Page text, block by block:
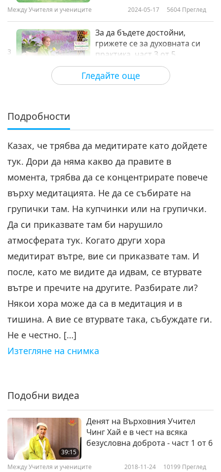
Гледайте още
Между Учителя и учениците 2024-05-17 5604 Преглед
3
За да бъдете достойни,
грижете се за духовната си
практика, част 3 от 5
Между Учителя и учениците 2024-05-18 6686
4
29:46
Между Учителя и учениците 2024-05-19 5505Преглед
34:17
За да бъдете достойни,
грижете се за духовната си
практика, част 5 от 5
Между Учителя и учениците 5189
Подробности
Казах, че трябва да медитирате като дойдете
тук. Дори да няма какво да правите в
момента, трябва да се концентрирате повече
върху медитацията. Не да се събирате на
групички там. На купчинки или на групички.
Да си приказвате там би нарушило
атмосферата тук. Когато други хора
медитират вътре, вие си приказвате там. И
после, като ме видите да идвам, се втурвате
вътре и пречите на другите. Разбирате ли?
Някои хора може да са в медитация и в
тишина. А вие се втурвате така, събуждате ги.
Не е честно. […]
Изтегляне на снимка
Подобни видеа
39:15
Денят на Върховния Учител
Чинг Хай е в чест на всяка
безусловна доброта - част 1 от 6
Между Учителя и учениците 2018-11-24 10199 Преглед